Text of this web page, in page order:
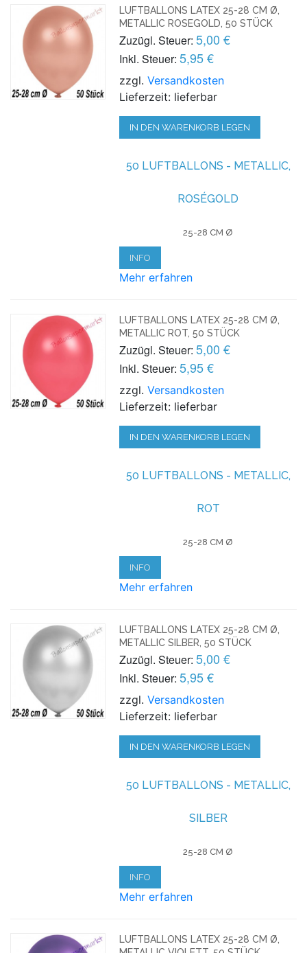
LUFTBALLONS LATEX 25-28 CM Ø,
METALLIC ROSEGOLD, 50 STÜCK
Zuzügl. Steuer: 5,00 €
Inkl. Steuer: 5,95 €
zzgl.Versandkosten
Lieferzeit: lieferbar
IN DEN WARENKORB LEGEN
50 LUFTBALLONS - METALLIC,
ROSÉGOLD
25-28 CM Ø
INFO
Mehr erfahren
LUFTBALLONS LATEX 25-28 CM Ø,
METALLIC ROT, 50 STÜCK
Zuzügl. Steuer: 5,00 €
Inkl. Steuer: 5,95 €
zzgl.Versandkosten
Lieferzeit: lieferbar
IN DEN WARENKORB LEGEN
50 LUFTBALLONS - METALLIC,
ROT
25-28 CM Ø
INFO
Mehr erfahren
LUFTBALLONS LATEX 25-28 CM Ø,
METALLIC SILBER, 50 STÜCK
Zuzügl. Steuer: 5,00 €
Inkl. Steuer: 5,95 €
zzgl.Versandkosten
Lieferzeit: lieferbar
IN DEN WARENKORB LEGEN
50 LUFTBALLONS - METALLIC,
SILBER
25-28 CM Ø
INFO
Mehr erfahren
LUFTBALLONS LATEX 25-28 CM Ø,